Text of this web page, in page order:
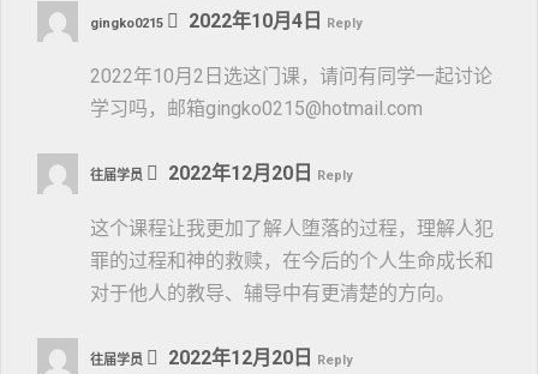
gingko0215 2022年10月4日 Reply
2022年10月2日选这门课，请问有同学一起讨论
学习吗，邮箱gingko0215@hotmail.com
往届学员 2022年12月20日 Reply
这个课程让我更加了解人堕落的过程，理解人犯
罪的过程和神的救赎，在今后的个人生命成长和
对于他人的教导、辅导中有更清楚的方向。
往届学员 2022年12月20日 Reply